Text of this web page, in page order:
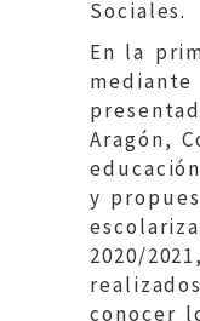
Sociales.
En la
Aragón,
y
2020/
conocer